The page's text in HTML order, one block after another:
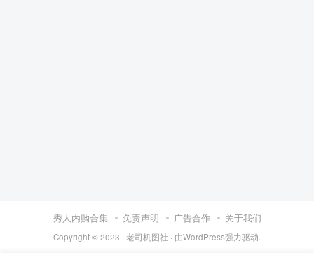
秀人内购合集 免责声明 广告合作 关于我们
Copyright © 2023 · 老司机图社 · 由WordPress强力驱动.